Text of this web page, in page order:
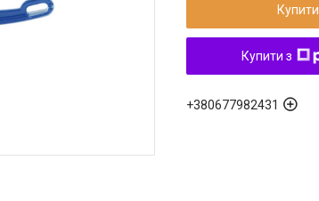
Купити
Купити з
+380677982431